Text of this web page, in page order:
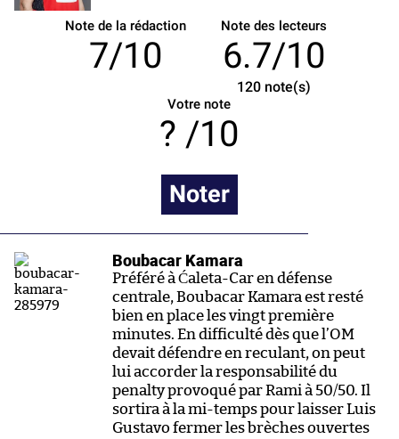
Note de la rédaction
7/10
Note des lecteurs
6.7/10
120note(s)
Votre note
/10
Noter
Boubacar Kamara
Préféré à Ćaleta-Car en défense
centrale, Boubacar Kamara est resté
bien en place les vingt première
minutes. En difficulté dès que l’OM
devait défendre en reculant, on peut
lui accorder la responsabilité du
penalty provoqué par Rami à 50/50. Il
sortira à la mi-temps pour laisser Luis
Gustavo fermer les brèches ouvertes